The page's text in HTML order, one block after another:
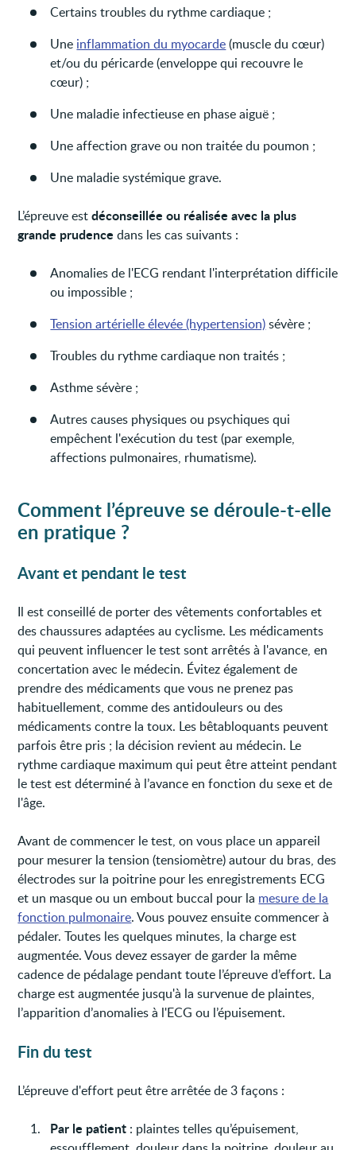
Certains troubles du rythme cardiaque ;
Une inflammation du myocarde(muscle du cœur)
et/ou du péricarde (enveloppe qui recouvre le
cœur) ;
Une maladie infectieuse en phase aiguë ;
Une affection grave ou non traitée du poumon ;
Une maladie systémique grave.
L’épreuve estdéconseillée ou réalisée avec la plus
grande prudence dans les cas suivants :
Anomalies de l'ECG rendant l'interprétation difficile
ou impossible ;
Tension artérielle élevée (hypertension)sévère ;
Troubles du rythme cardiaque non traités ;
Asthme sévère ;
Autres causes physiques ou psychiques qui
empêchent l'exécution du test (par exemple,
affections pulmonaires, rhumatisme).
Comment l’épreuve se déroule-t-elle
en pratique ?
Avant et pendant le test
Il est conseillé de porter des vêtements confortables et
des chaussures adaptées au cyclisme. Les médicaments
qui peuvent influencer le test sont arrêtés à l'avance, en
concertation avec le médecin. Évitez également de
prendre des médicaments que vous ne prenez pas
habituellement, comme des antidouleurs ou des
médicaments contre la toux. Les bêtabloquants peuvent
parfois être pris ; la décision revient au médecin. Le
rythme cardiaque maximum qui peut être atteint pendant
le test est déterminé à l’avance en fonction du sexe et de
l'âge.
Avant de commencer le test, on vous place un appareil
pour mesurer la tension (tensiomètre) autour du bras, des
électrodes sur la poitrine pour les enregistrements ECG
et un masque ou un embout buccal pour la mesure de la
fonction pulmonaire. Vous pouvez ensuite commencer à
pédaler. Toutes les quelques minutes, la charge est
augmentée. Vous devez essayer de garder la même
cadence de pédalage pendant toute l’épreuve d’effort. La
charge est augmentée jusqu'à la survenue de plaintes,
l’apparition d’anomalies à l'ECG ou l’épuisement.
Fin du test
L’épreuve d'effort peut être arrêtée de 3 façons :
Par le patient : plaintes telles qu’épuisement,